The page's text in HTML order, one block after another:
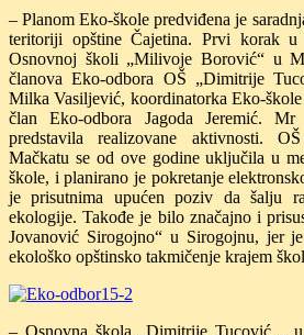
– Planom Eko-škole predviđena je
teritoriji opštine Čajetina. Prvi korak
Osnovnoj školi „Milivoje Borović“ u
članova Eko-odbora OŠ „Dimitrije
Milka Vasiljević, koordinatorka Eko-
član Eko-odbora Jagoda Jeremić.
predstavila realizovane aktivnosti.
Mačkatu se od ove godine uključila u
škole, i planirano je pokretanje
je prisutnima upućen poziv da šalju
ekologije. Takođe je bilo značajno i
Jovanović Sirogojno“ u Sirogojnu, jer
ekološko opštinsko takmičenje krajem
– Osnovna škola „Dimitrije Tucović „